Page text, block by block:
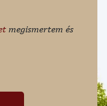
megismertem és